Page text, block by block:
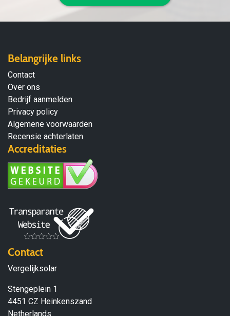
Belangrijke links
Contact
Over ons
Bedrijf aanmelden
Privacy policy
Algemene voorwaarden
Recensie achterlaten
Accreditaties
Contact
Vergelijksolar
Stengeplein 1
4451 CZ Heinkenszand
Netherlands